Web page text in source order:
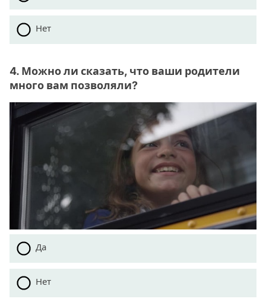
Нет
4. Можно ли сказать, что ваши родители
много вам позволяли?
Да
Нет